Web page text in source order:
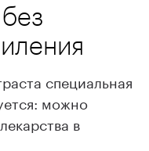
специальная
можно
в